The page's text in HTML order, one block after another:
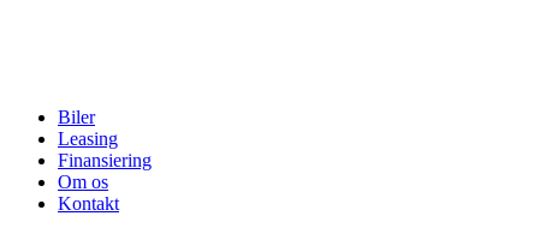
Biler
Leasing
Finansiering
Om os
Kontakt